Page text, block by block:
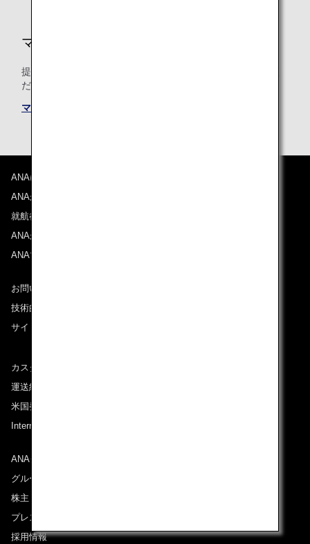
マイルの積算条件
提携航空会社共通のマイル積算条件についても必ずご確認く
ださい。
マイル積算条件
ANAについて
ANAからのお知らせ
就航都市
ANAがお約束する体験
ANAマイレージクラブ
お問い合わせ
技術的なお問い合わせ（推奨環境）
サイトマップ
カスタマーサービスプラン / コンテンジェンシープラン
運送約款
米国発着便に適用となる料金に関するご案内
International Tariff (applicable for travel to and from US)
ANAグループについて
グループ企業一覧
株主・投資家情報
プレスリリース
採用情報